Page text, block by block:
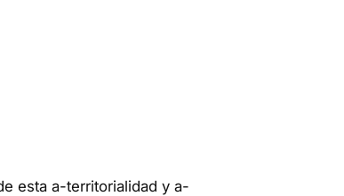
esta a-territorialidad y a-